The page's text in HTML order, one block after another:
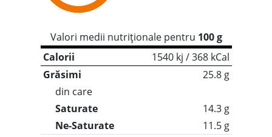
Valori medii nutriționale pentru 100 g
Calorii
1540 kj / 368 kCal
Grăsimi
25.8 g
din care
Saturate
14.3 g
Ne-Saturate
11.5 g